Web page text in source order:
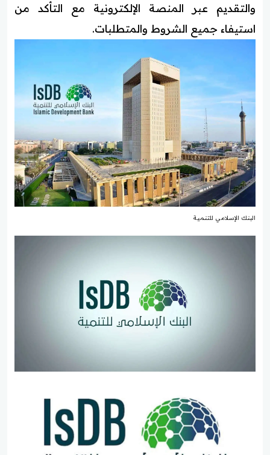
والتقديم عبر المنصة الإلكترونية مع التأكد من
استيفاء جميع الشروط والمتطلبات.
البنك الإسلامي للتنمية